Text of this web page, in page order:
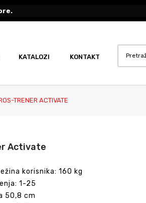
KATALOZI KONTAKT
TRENER ACTIVATE
Activate
korisnika: 160 kg
1-25
50,8 cm